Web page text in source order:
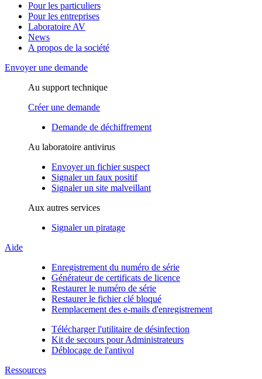
Pour les particuliers
Pour les entreprises
Laboratoire AV
News
A propos de la société
Envoyer une demande
Au support technique
Créer une demande
Demande de déchiffrement
Au laboratoire antivirus
Envoyer un fichier suspect
Signaler un faux positif
Signaler un site malveillant
Aux autres services
Signaler un piratage
Aide
Enregistrement du numéro de série
Générateur de certificats de licence
Restaurer le numéro de série
Restaurer le fichier clé bloqué
Remplacement des e-mails d'enregistrement
Télécharger l'utilitaire de désinfection
Kit de secours pour Administrateurs
Déblocage de l'antivol
Ressources